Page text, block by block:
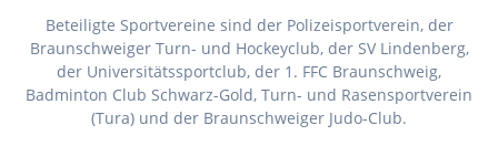
Beteiligte Sportvereine sind der Polizeisportverein, der
Braunschweiger Turn- und Hockeyclub, der SV Lindenberg,
der Universitätssportclub, der 1. FFC Braunschweig,
Badminton Club Schwarz-Gold, Turn- und Rasensportverein
(Tura) und der Braunschweiger Judo-Club.